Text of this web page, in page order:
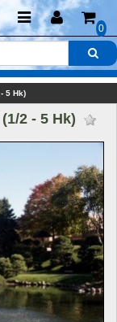
0
5 Hk)
2 - 5 Hk)